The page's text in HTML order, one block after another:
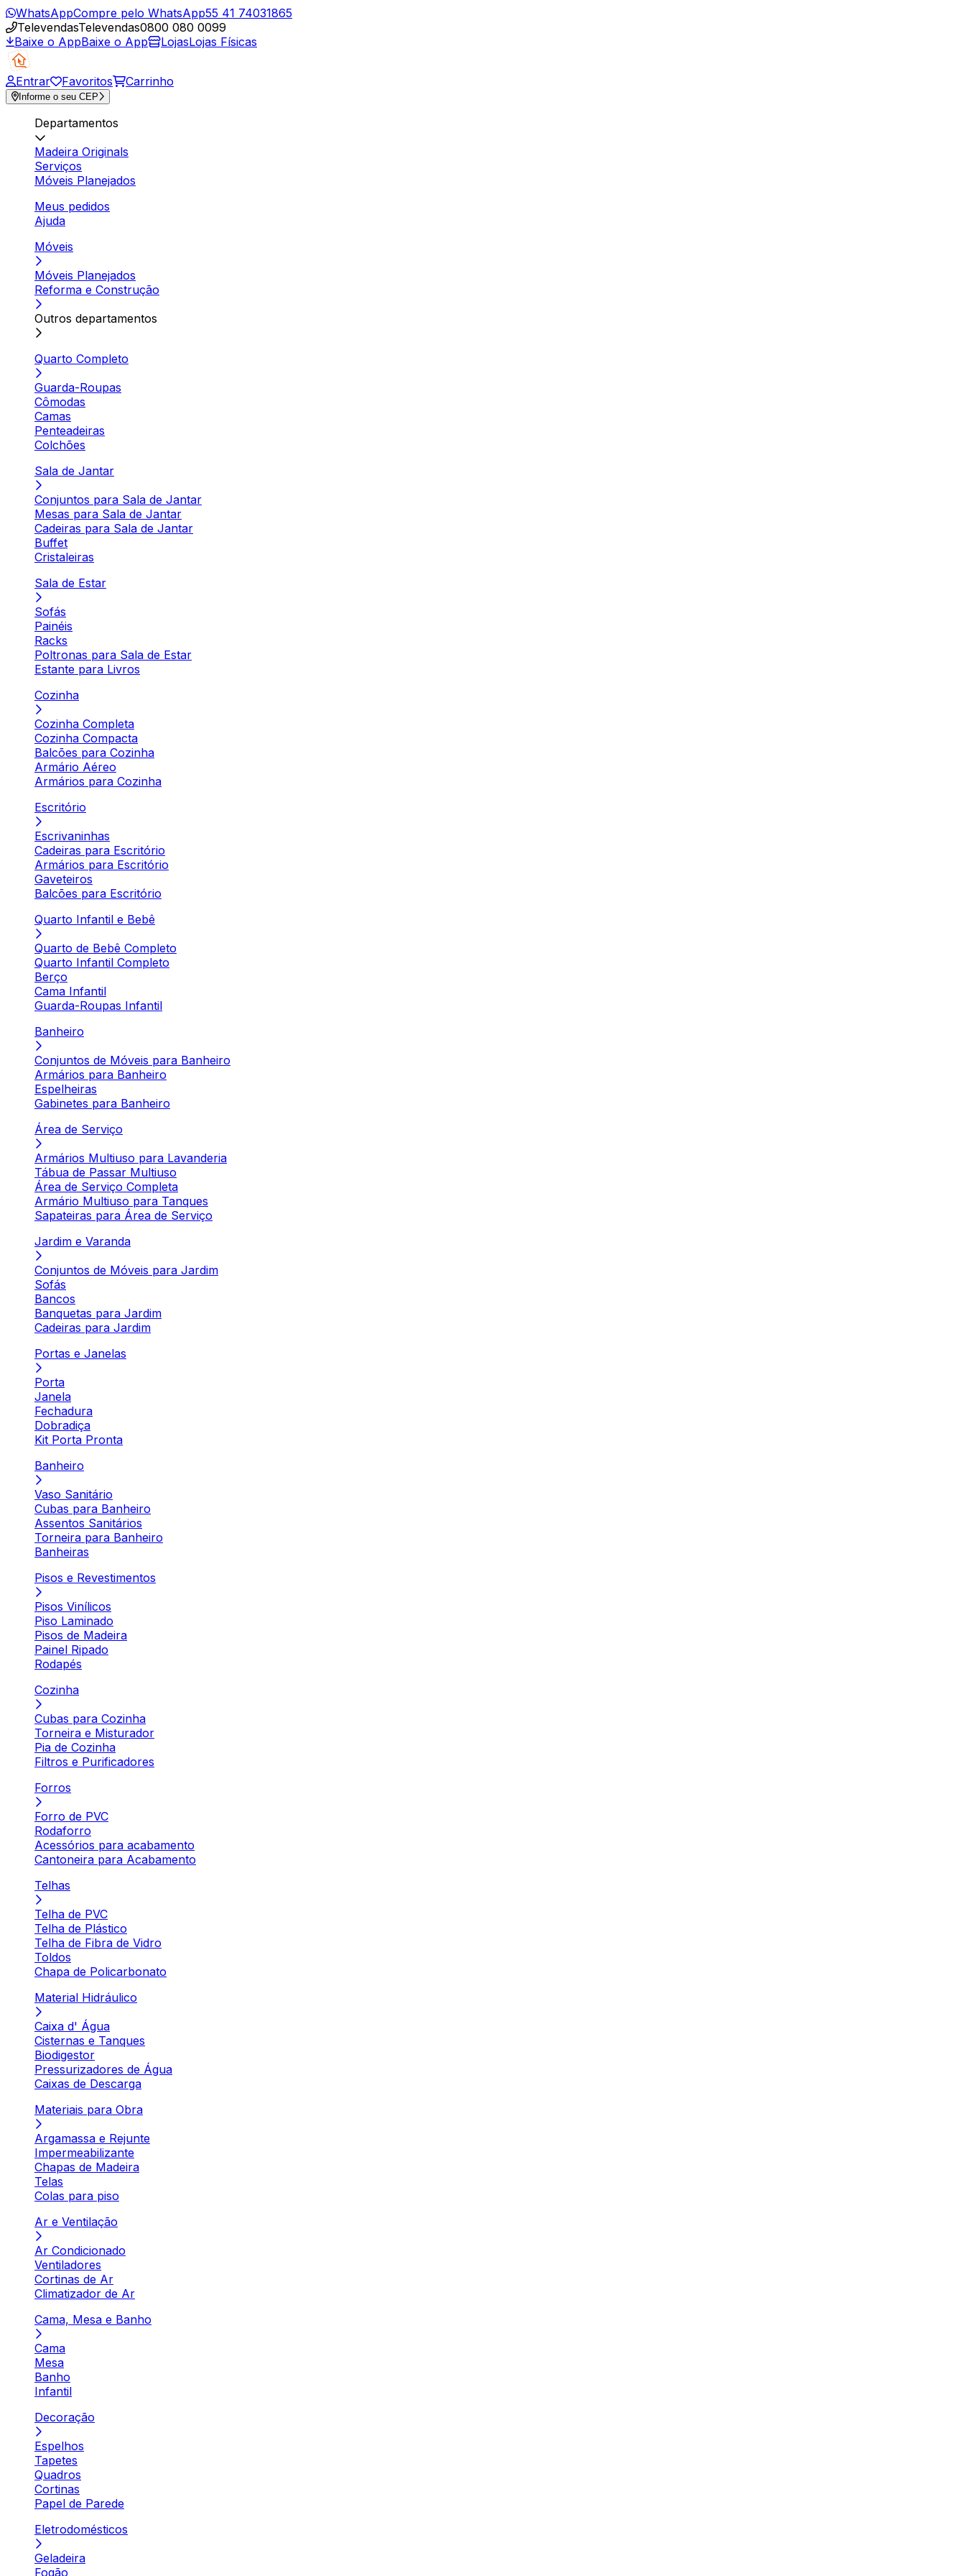
WhatsAppCompre pelo WhatsApp55 41 74031865
TelevendasTelevendas0800 080 0099
Baixe o AppBaixe o App LojasLojas Físicas
Entrar Favoritos Carrinho
Informe o seu CEP
Departamentos
Madeira Originals
Serviços
Móveis Planejados
Meus pedidos
Ajuda
Móveis
Móveis Planejados
Reforma e Construção
Outros departamentos
Quarto Completo
Guarda-Roupas
Cômodas
Camas
Penteadeiras
Colchões
Sala de Jantar
Conjuntos para Sala de Jantar
Mesas para Sala de Jantar
Cadeiras para Sala de Jantar
Buffet
Cristaleiras
Sala de Estar
Sofás
Painéis
Racks
Poltronas para Sala de Estar
Estante para Livros
Cozinha
Cozinha Completa
Cozinha Compacta
Balcões para Cozinha
Armário Aéreo
Armários para Cozinha
Escritório
Escrivaninhas
Cadeiras para Escritório
Armários para Escritório
Gaveteiros
Balcões para Escritório
Quarto Infantil e Bebê
Quarto de Bebê Completo
Quarto Infantil Completo
Berço
Cama Infantil
Guarda-Roupas Infantil
Banheiro
Conjuntos de Móveis para Banheiro
Armários para Banheiro
Espelheiras
Gabinetes para Banheiro
Área de Serviço
Armários Multiuso para Lavanderia
Tábua de Passar Multiuso
Área de Serviço Completa
Armário Multiuso para Tanques
Sapateiras para Área de Serviço
Jardim e Varanda
Conjuntos de Móveis para Jardim
Sofás
Bancos
Banquetas para Jardim
Cadeiras para Jardim
Portas e Janelas
Porta
Janela
Fechadura
Dobradiça
Kit Porta Pronta
Banheiro
Vaso Sanitário
Cubas para Banheiro
Assentos Sanitários
Torneira para Banheiro
Banheiras
Pisos e Revestimentos
Pisos Vinílicos
Piso Laminado
Pisos de Madeira
Painel Ripado
Rodapés
Cozinha
Cubas para Cozinha
Torneira e Misturador
Pia de Cozinha
Filtros e Purificadores
Forros
Forro de PVC
Rodaforro
Acessórios para acabamento
Cantoneira para Acabamento
Telhas
Telha de PVC
Telha de Plástico
Telha de Fibra de Vidro
Toldos
Chapa de Policarbonato
Material Hidráulico
Caixa d' Água
Cisternas e Tanques
Biodigestor
Pressurizadores de Água
Caixas de Descarga
Materiais para Obra
Argamassa e Rejunte
Impermeabilizante
Chapas de Madeira
Telas
Colas para piso
Ar e Ventilação
Ar Condicionado
Ventiladores
Cortinas de Ar
Climatizador de Ar
Cama, Mesa e Banho
Cama
Mesa
Banho
Infantil
Decoração
Espelhos
Tapetes
Quadros
Cortinas
Papel de Parede
Eletrodomésticos
Geladeira
Fogão